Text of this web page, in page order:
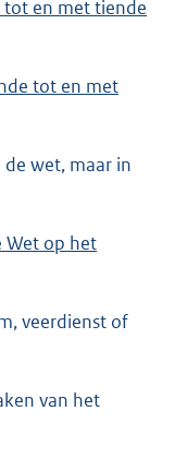
tot en met tiende
tot en met
wet, maar in
Wet op het
veerdienst of
van het